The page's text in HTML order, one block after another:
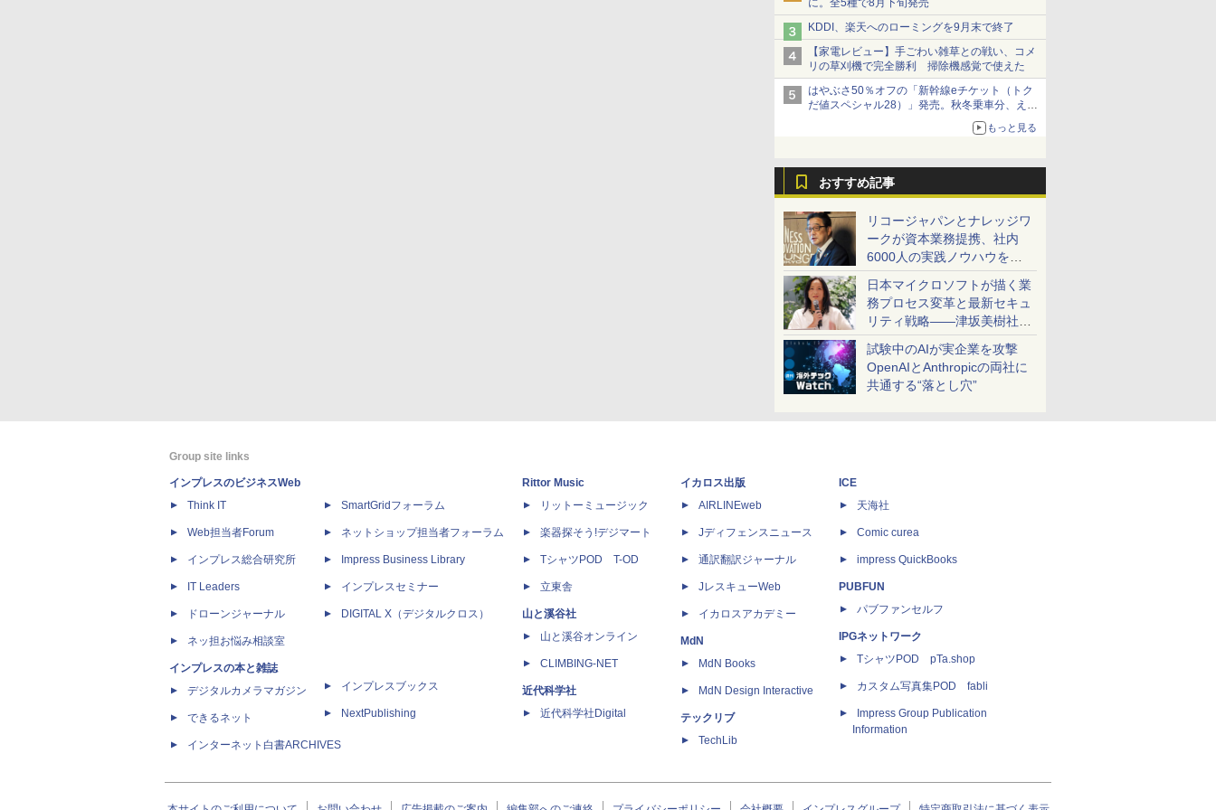
に。全5種で8月下旬発売
KDDI、楽天へのローミングを9月末で終了
【家電レビュー】手ごわい雑草との戦い、コメ
リの草刈機で完全勝利 掃除機感覚で使えた
はやぶさ50％オフの「新幹線eチケット（トク
だ値スペシャル28）」発売。秋冬乗車分、えき
もっと見る
おすすめ記事
リコージャパンとナレッジワ
ークが資本業務提携、社内
6000人の実践ノウハウを生
かした「AI商談記録 for
RICOH」を展開へ
日本マイクロソフトが描く業
務プロセス変革と最新セキュ
リティ戦略――津坂美樹社長
が2027年度戦略を説明
試験中のAIが実企業を攻撃
OpenAIとAnthropicの両社に
共通する“落とし穴”
Group site links
インプレスのビジネスWeb
Think IT
Web担当者Forum
インプレス総合研究所
IT Leaders
ドローンジャーナル
ネッ担お悩み相談室
インプレスの本と雑誌
デジタルカメラマガジン
できるネット
インターネット白書ARCHIVES
SmartGridフォーラム
ネットショップ担当者フォーラム
Impress Business Library
インプレスセミナー
DIGITAL X（デジタルクロス）
インプレスブックス
NextPublishing
Rittor Music
リットーミュージック
楽器探そう!デジマート
TシャツPOD T-OD
立東舎
山と溪谷社
山と溪谷オンライン
CLIMBING-NET
近代科学社
近代科学社Digital
イカロス出版
AIRLINEweb
Jディフェンスニュース
通訳翻訳ジャーナル
JレスキューWeb
イカロスアカデミー
MdN
MdN Books
MdN Design Interactive
テックリブ
TechLib
ICE
天海社
Comic curea
impress QuickBooks
PUBFUN
パブファンセルフ
IPGネットワーク
TシャツPOD pTa.shop
カスタム写真集POD fabli
Impress Group Publication
Information